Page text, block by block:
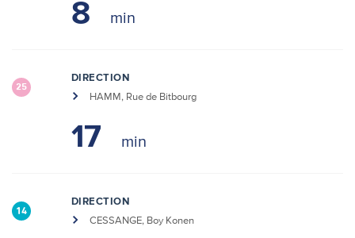
8
25
DIRECTION
HAMM, Rue de Bitbourg
17
14
DIRECTION
CESSANGE, Boy Konen